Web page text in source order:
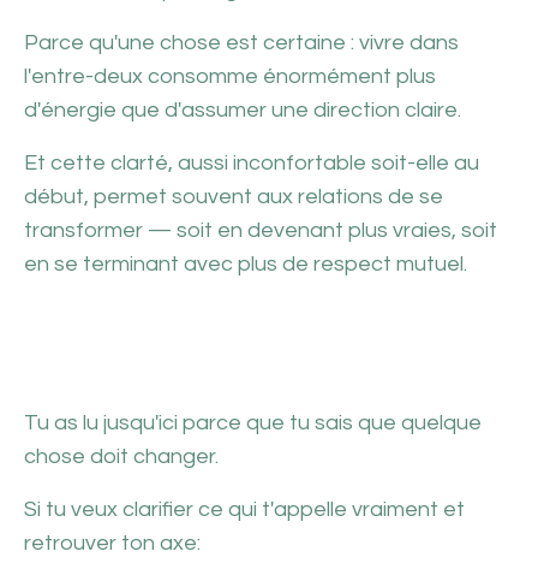
Parce qu'une chose est certaine : vivre dans
l'entre-deux consomme énormément plus
d'énergie que d'assumer une direction claire.
Et cette clarté, aussi inconfortable soit-elle au
début, permet souvent aux relations de se
transformer — soit en devenant plus vraies, soit
en se terminant avec plus de respect mutuel.
Tu as lu jusqu'ici parce que tu sais que quelque
chose doit changer.
Si tu veux clarifier ce qui t'appelle vraiment et
retrouver ton axe: